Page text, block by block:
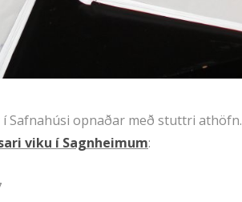
Safnahúsi opnaðar með stuttri athöfn.
viku í Sagnheimum: